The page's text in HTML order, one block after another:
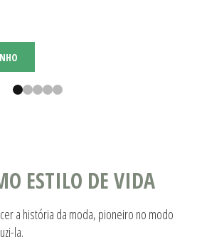
ESTILO DE VIDA
a história da moda, pioneiro no modo
la.